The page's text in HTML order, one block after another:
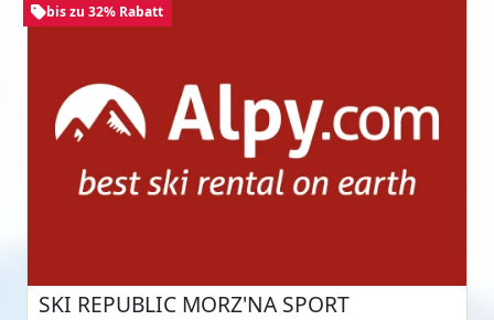
bis zu 32% Rabatt
SKI REPUBLIC MORZ'NA SPORT